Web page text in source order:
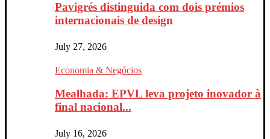
Pavigrés distinguida com dois prémios
internacionais de design
July 27, 2026
Economia & Negócios
Mealhada: EPVL leva projeto inovador à
final nacional...
July 16, 2026